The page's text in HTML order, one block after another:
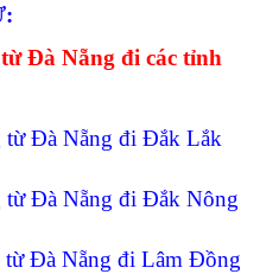
Đà Nẵng đi các tỉnh
từ Đà Nẵng đi Đắk Lắk
từ Đà Nẵng đi Đắk Nông
từ Đà Nẵng đi Lâm Đồng